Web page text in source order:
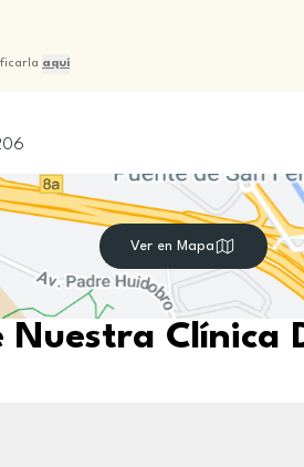
aquí
Ver en Mapa
Clínica